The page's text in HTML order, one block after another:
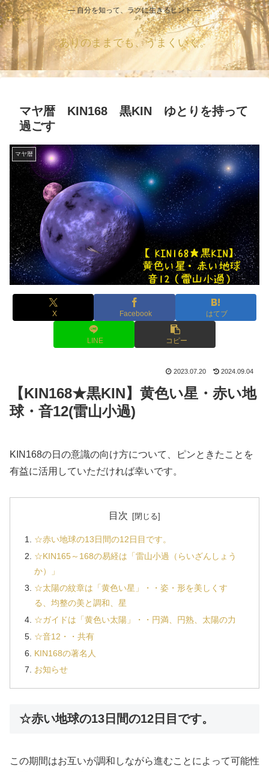
― 自分を知って、ラクに生きるヒント ―
ありのままでも、うまくいく。
マヤ暦 KIN168 黒KIN ゆとりを持って
過ごす
マヤ暦
X Facebook はてブ
LINE コピー
2023.07.20 2024.09.04
【KIN168★黒KIN】黄色い星・赤い地
球・音12(雷山小過)
KIN168の日の意識の向け方について、ピンときたことを
有益に活用していただければ幸いです。
目次
☆赤い地球の13日間の12日目です。
☆KIN165～168の易経は「雷山小過（らいざんしょう
か）」
☆太陽の紋章は「黄色い星」・・姿・形を美しくす
る、均整の美と調和、星
☆ガイドは「黄色い太陽」・・円満、円熟、太陽の力
☆音12・・共有
KIN168の著名人
お知らせ
☆赤い地球の13日間の12日目です。
この期間はお互いが調和しながら進むことによって可能性